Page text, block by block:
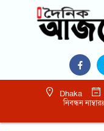
Dhaka
নিবন্ধন